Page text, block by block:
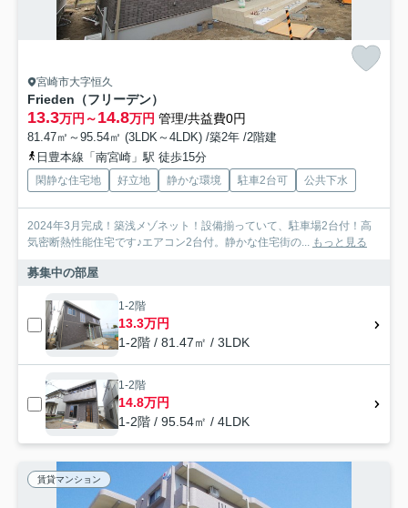
宮崎市大字恒久
Frieden（フリーデン）
13.3万円～14.8万円 管理/共益費0円
81.47㎡～95.54㎡ (3LDK～4LDK) /築2年 /2階建
日豊本線「南宮崎」駅 徒歩15分
閑静な住宅地 好立地 静かな環境 駐車2台可 公共下水
2024年3月完成！築浅メゾネット！設備揃っていて、駐車場2台付！高
気密断熱性能住宅です♪エアコン2台付。静かな住宅街の... もっと見る
募集中の部屋
1-2階
13.3万円
1-2階 / 81.47㎡ / 3LDK
1-2階
14.8万円
1-2階 / 95.54㎡ / 4LDK
賃貸マンション